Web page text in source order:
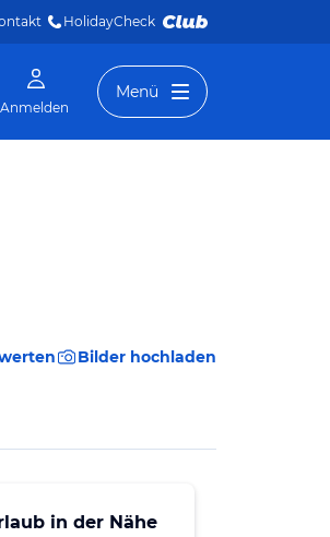
HolidayCheck
Anmelden
Menü
Bilder hochladen
in der Nähe